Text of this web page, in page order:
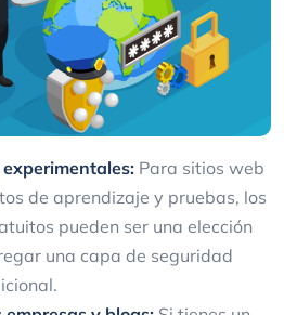
Para sitios web
de aprendizaje y pruebas, los
pueden ser una elección
una capa de seguridad